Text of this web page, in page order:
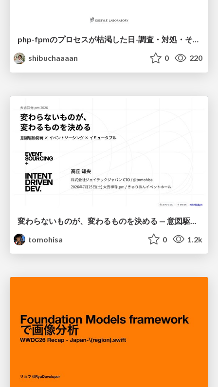
php-fpmのプロセスが枯渇した日-調査・対処・そして本当にやるべきだったこと-
shibuchaaaan
0 220
tomohisa
0 1.2k